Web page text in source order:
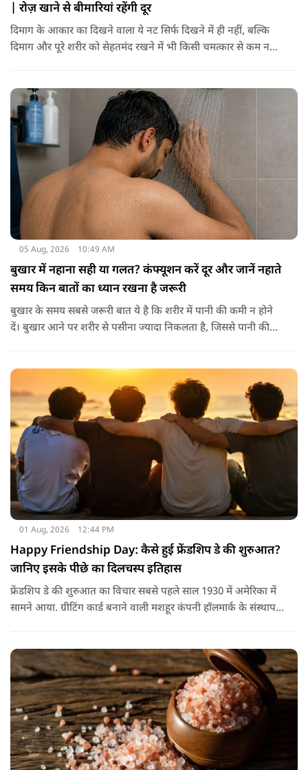
| रोज़ खाने से बीमारियां रहेंगी दूर
दिमाग के आकार का दिखने वाला ये नट सिर्फ दिखने में ही नहीं, बल्कि
दिमाग और पूरे शरीर को सेहतमंद रखने में भी किसी चमत्कार से कम नहीं
मिनरल्स जो सेहत के लिए वरदान साबित होते हैं। आइए विस्तार से जानते
हैं कि अखरोट खाना सेहत के लिए क्यों है ज़रूरी।
05 Aug, 2026 10:49 AM
बुखार में नहाना सही या गलत? कंफ्यूशन करें दूर और जानें नहाते
समय किन बातों का ध्यान रखना है जरूरी
बुखार के समय सबसे जरूरी बात ये है कि शरीर में पानी की कमी न होने
दें। बुखार आने पर शरीर से पसीना ज्यादा निकलता है, जिससे पानी की
होते हैं। खाने में हल्का और आसानी से पचने वाला भोजन जैसे खिचड़ी
और दलिया आदि लेना अच्छा माना जाता है।
01 Aug, 2026 12:44 PM
Happy Friendship Day: कैसे हुई फ्रेंडशिप डे की शुरुआत?
जानिए इसके पीछे का दिलचस्प इतिहास
फ्रेंडशिप डे की शुरुआत का विचार सबसे पहले साल 1930 में अमेरिका में
सामने आया. ग्रीटिंग कार्ड बनाने वाली मशहूर कंपनी हॉलमार्क के संस्थापक